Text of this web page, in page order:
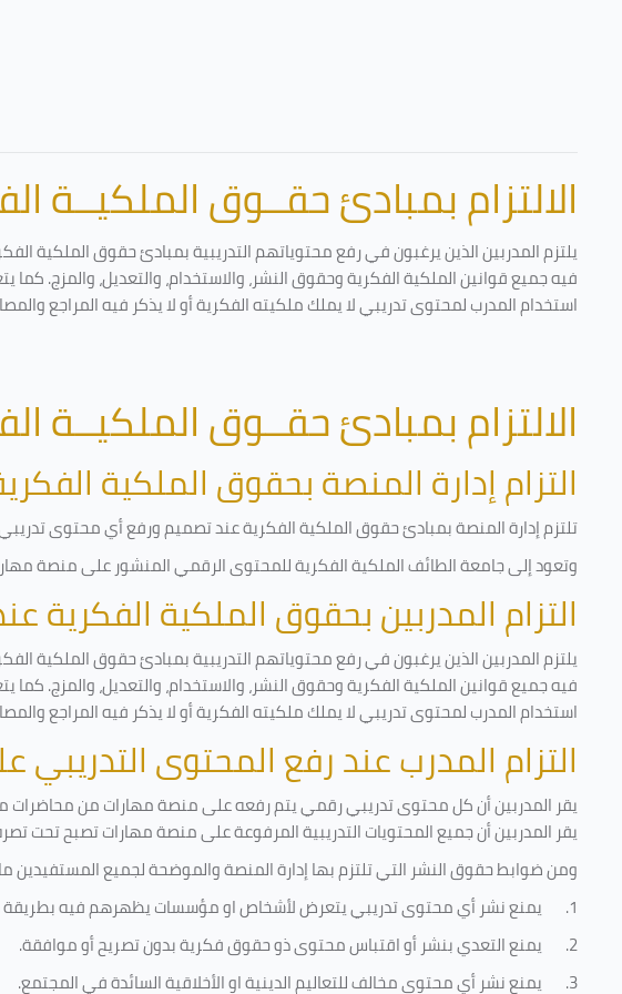
الالتزام بمبادئ حقــوق الملكيــة
يلتزم المدربين الذين يرغبون في رفع محتوياتهم التدريبية بمبادئ حقوق الملكية
فيه جميع قوانين الملكية الفكرية وحقوق النشر، والاستخدام، والتعديل، والمزج.
استخدام المدرب لمحتوى تدريبي لا يملك ملكيته الفكرية أو لا يذكر فيه المراجع
الالتزام بمبادئ حقــوق الملكيــة
التزام إدارة المنصة بحقوق الملكية
تلتزم إدارة المنصة بمبادئ حقوق الملكية الفكرية عند تصميم ورفع أي محتوى تدريبي
وتعود إلى جامعة الطائف الملكية الفكرية للمحتوى الرقمي المنشور على منصة
التزام المدربين بحقوق الملكية
يلتزم المدربين الذين يرغبون في رفع محتوياتهم التدريبية بمبادئ حقوق الملكية
فيه جميع قوانين الملكية الفكرية وحقوق النشر، والاستخدام، والتعديل، والمزج.
استخدام المدرب لمحتوى تدريبي لا يملك ملكيته الفكرية أو لا يذكر فيه المراجع
التزام المدرب عند رفع المحتوى
يقر المدربين أن كل محتوى تدريبي رقمي يتم رفعه على منصة مهارات من محاضرات
يقر المدربين أن جميع المحتويات التدريبية المرفوعة على منصة مهارات تصبح تحت
ومن ضوابط حقوق النشر التي تلتزم بها إدارة المنصة والموضحة لجميع المستفيدين
1.
يمنع نشر أي محتوى تدريبي يتعرض لأشخاص او مؤسسات يظهرهم فيه
2.
يمنع التعدي بنشر أو اقتباس محتوى ذو حقوق فكرية بدون تصريح أو موافقة.
3.
يمنع نشر أي محتوى مخالف للتعاليم الدينية او الأخلاقية السائدة في المجتمع.